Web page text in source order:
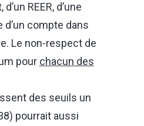
REER, d’une
d’un compte dans
Le non‑respect de
pour chacun des
des seuils un
pourrait aussi